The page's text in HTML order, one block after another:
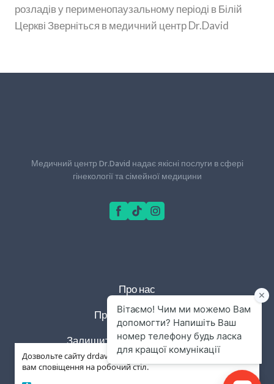
Дозвольте сайту drdavid.com.ua відправляти
вам сповіщення на робочий стіл.
розладів у перименопаузальному періоді в Білій
Церкві Зверніться в медичний центр Dr.David
Медичний центр Dr.David надає якісні послуги в сфері
гінекології та сімейної медицини
Про нас
Правила та умови
Залишит відгук у відділ якості